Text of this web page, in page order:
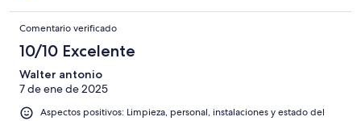
Comentario verificado
10/10 Excelente
Walter antonio
7 de ene de 2025
Aspectos positivos: Limpieza, personal, instalaciones y estado del